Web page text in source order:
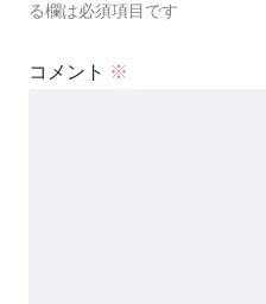
る欄は必須項目です
コメント ※